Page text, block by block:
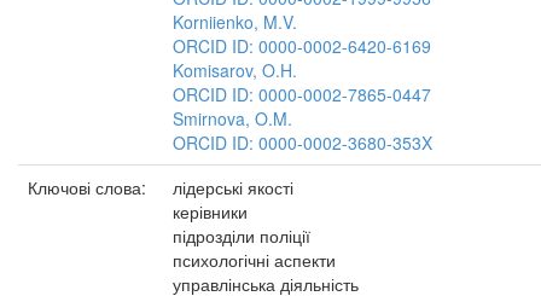
Korniienko, M.V.
ORCID ID: 0000-0002-6420-6169
Komisarov, O.H.
ORCID ID: 0000-0002-7865-0447
Smirnova, O.M.
ORCID ID: 0000-0002-3680-353X
Ключові слова:
лідерські якості
керівники
підрозділи поліції
психологічні аспекти
управлінська діяльність